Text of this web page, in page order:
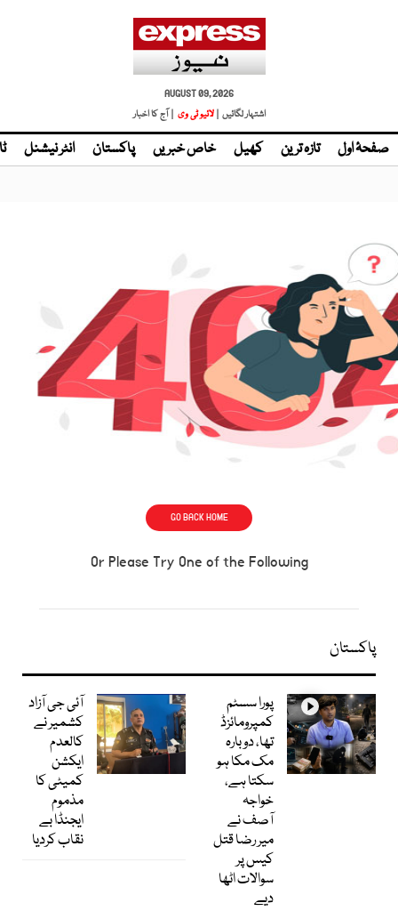
AUGUST 09, 2026
اشتہار لگائیں | لائیو ٹی وی | آج کا اخبار
صفحۂ اول تازہ ترین کھیل خاص خبریں پاکستان انٹر نیشنل
GO BACK HOME
Or Please Try One of the Following
پاکستان
پورا سسٹم
کمپرومائزڈ
تھا، دوبارہ
مک مکا ہو
سکتا ہے،
خواجہ
آصف نے
میر رضا قتل
کیس پر
سوالات اٹھا
دیے
آئی جی آزاد
کشمیر نے
کالعدم
ایکشن
کمیٹی کا
مذموم
ایجنڈا بے
نقاب کردیا